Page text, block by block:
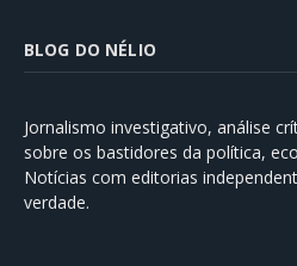
BLOG DO NÉLIO
Jornalismo investigativo, análise
sobre os bastidores da política,
Notícias com editorias
verdade.